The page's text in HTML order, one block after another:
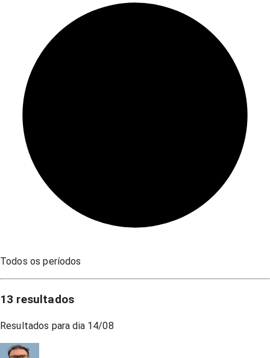
Todos os períodos
13 resultados
Resultados para dia 14/08